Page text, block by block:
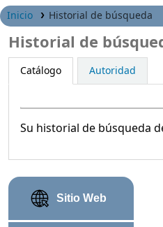
Inicio Historial de búsqueda
Sitio Web
Historial de
Catálogo Autoridad
Su historial de búsqueda